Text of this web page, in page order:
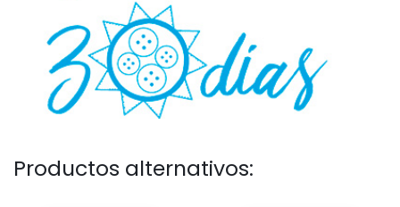
Productos alternativos: